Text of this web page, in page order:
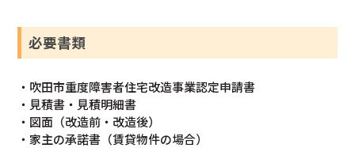
必要書類
・吹田市重度障害者住宅改造事業認定申請書
・見積書・見積明細書
・図面（改造前・改造後）
・家主の承諾書（賃貸物件の場合）